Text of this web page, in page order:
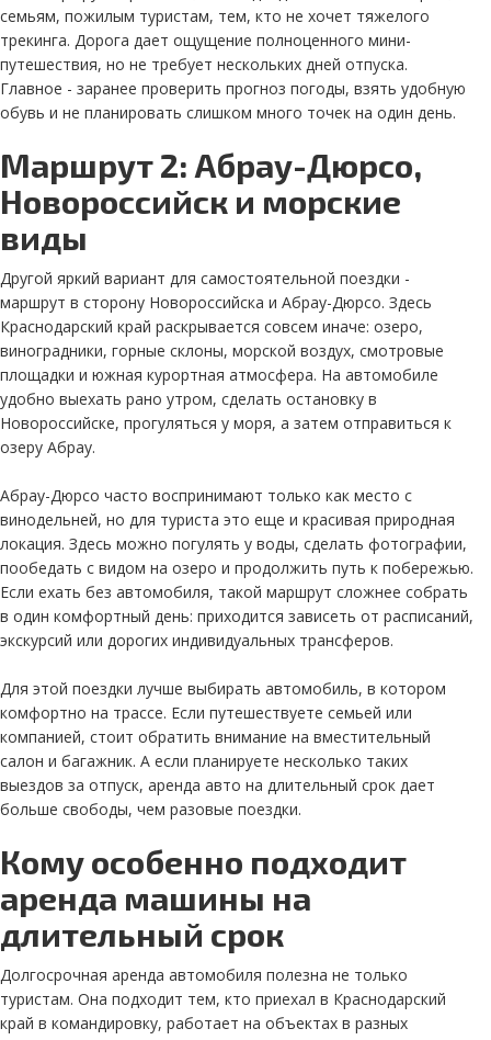
семьям, пожилым туристам, тем, кто не хочет тяжелого
трекинга. Дорога дает ощущение полноценного мини-
путешествия, но не требует нескольких дней отпуска.
Главное - заранее проверить прогноз погоды, взять удобную
обувь и не планировать слишком много точек на один день.
Маршрут 2: Абрау-Дюрсо,
Новороссийск и морские
виды
Другой яркий вариант для самостоятельной поездки -
маршрут в сторону Новороссийска и Абрау-Дюрсо. Здесь
Краснодарский край раскрывается совсем иначе: озеро,
виноградники, горные склоны, морской воздух, смотровые
площадки и южная курортная атмосфера. На автомобиле
удобно выехать рано утром, сделать остановку в
Новороссийске, прогуляться у моря, а затем отправиться к
озеру Абрау.
Абрау-Дюрсо часто воспринимают только как место с
винодельней, но для туриста это еще и красивая природная
локация. Здесь можно погулять у воды, сделать фотографии,
пообедать с видом на озеро и продолжить путь к побережью.
Если ехать без автомобиля, такой маршрут сложнее собрать
в один комфортный день: приходится зависеть от расписаний,
экскурсий или дорогих индивидуальных трансферов.
Для этой поездки лучше выбирать автомобиль, в котором
комфортно на трассе. Если путешествуете семьей или
компанией, стоит обратить внимание на вместительный
салон и багажник. А если планируете несколько таких
выездов за отпуск, аренда авто на длительный срок дает
больше свободы, чем разовые поездки.
Кому особенно подходит
аренда машины на
длительный срок
Долгосрочная аренда автомобиля полезна не только
туристам. Она подходит тем, кто приехал в Краснодарский
край в командировку, работает на объектах в разных